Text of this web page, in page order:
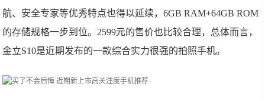
航、安全专家等优秀特点也得以延续，6GB RAM+64GB ROM
的存储规格一步到位。2599元的售价也比较合理，总体而言，
金立S10是近期发布的一款综合实力很强的拍照手机。